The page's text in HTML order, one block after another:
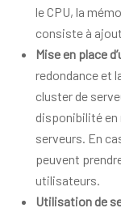
le CPU, la
consiste à
Mise en place
redondance et
cluster de
disponibilité en
serveurs. En
peuvent
utilisateurs.
Utilisation de